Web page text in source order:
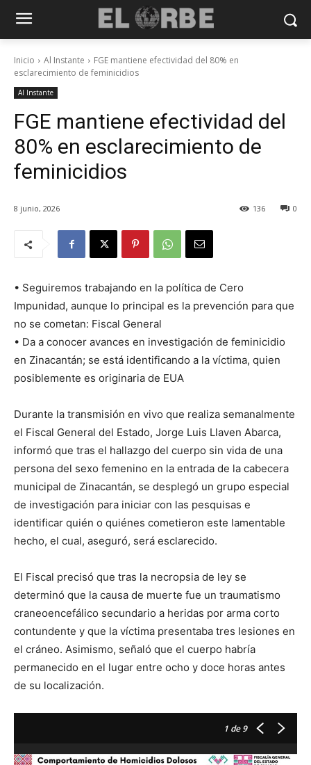
Inicio Al Instante
FGE mantiene efectividad del 80% en
esclarecimiento de feminicidios
Al Instante
FGE mantiene efectividad del
80% en esclarecimiento de
feminicidios
8 junio, 2026 0
136
• Seguiremos trabajando en la política de Cero
Impunidad, aunque lo principal es la prevención para que
no se cometan: Fiscal General
• Da a conocer avances en investigación de feminicidio
en Zinacantán; se está identificando a la víctima, quien
posiblemente es originaria de EUA
Durante la transmisión en vivo que realiza semanalmente
el Fiscal General del Estado, Jorge Luis Llaven Abarca,
informó que tras el hallazgo del cuerpo sin vida de una
persona del sexo femenino en la entrada de la cabecera
municipal de Zinacantán, se desplegó un grupo especial
de investigación para iniciar con las pesquisas e
identificar quién o quiénes cometieron este lamentable
hecho, el cual, aseguró, será esclarecido.
El Fiscal precisó que tras la necropsia de ley se
determinó que la causa de muerte fue un traumatismo
craneoencefálico secundario a heridas por arma corto
contundente y que la víctima presentaba tres lesiones en
el cráneo. Asimismo, señaló que el cuerpo habría
permanecido en el lugar entre ocho y doce horas antes
de su localización.
1 de 9